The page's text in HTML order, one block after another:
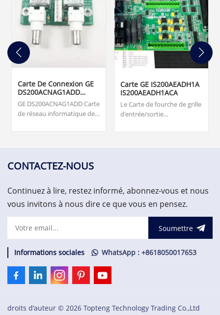
Carte De Connexion GE
DS200ACNAG1ADD
ARCNET
GE DS200ACNAG1ADD Carte
de réseau informatique de
(ARCNET). Origine ... cartes,
et système de protection
des actifs. 3 000,00 $ US
Carte GE IS200AEADH1A
IS200AEADH1ACA
Le Carte de fourche de grille
d'entrée/sortie
fabriqué par la société écran
CONTACTEZ-NOUS
Continuez à lire, restez informé, abonnez-vous et nous
vous invitons à nous dire ce que vous en pensez.
Soumettre
Informations sociales WhatsApp : +8618050017653
droits d'auteur © 2026 Topteng Technology Trading Co.,Ltd